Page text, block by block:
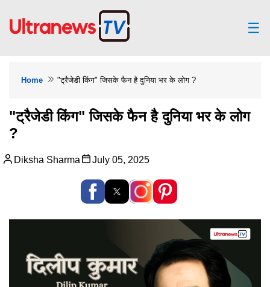
☰
Home "ट्रैजेडी किंग" जिसके फैन है दुनिया भर के लोग ?
"ट्रैजेडी किंग" जिसके फैन है दुनिया भर के लोग
?
Diksha Sharma July 05, 2025